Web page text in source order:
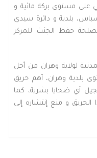
سن 45 سنة متوفي على مستوى بركة مائية و
بلدية و دائرة سيدي
حفظ الجثث للمركز
لولاية وهران من أجل
بلدية وهران، أهم حريق
أي ضحايا بشرية، كما
و منع إنتشاره إلى